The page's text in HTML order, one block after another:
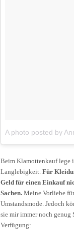
A photo posted by
Beim Klamottenkauf lege
Langlebigkeit. Für
Geld für einen Einkauf
Sachen. Meine Vorliebe
Umstandsmode. Jedoch
sie mir immer noch genug
Verfügung: